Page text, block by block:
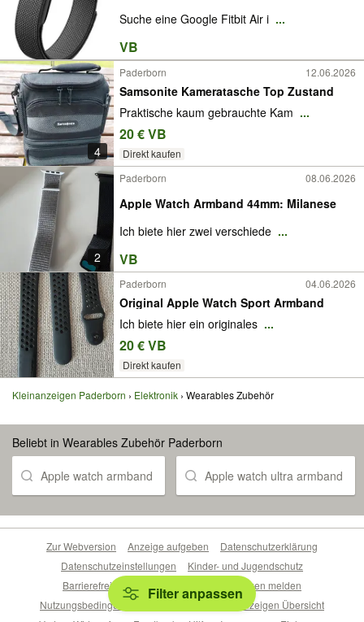
Suche eine Google Fitbit Air i ...
VB
4
Paderborn 12.06.2026
Samsonite Kameratasche Top Zustand
Praktische kaum gebrauchte Kam ...
20 € VB
Direkt kaufen
2
Paderborn 08.06.2026
Apple Watch Armband 44mm: Milanese
Ich biete hier zwei verschiede ...
VB
Paderborn 04.06.2026
Original Apple Watch Sport Armband
Ich biete hier ein originales ...
20 € VB
Direkt kaufen
Kleinanzeigen Paderborn Elektronik Wearables Zubehör
Beliebt in Wearables Zubehör Paderborn
Apple watch armband Apple watch ultra armband
Filter anpassen
Zur Webversion Anzeige aufgeben
Datenschutzerklärung
Datenschutzeinstellungen
Kinder- und Jugendschutz
Barrierefreiheitserklärung
Sicherheitslücken melden
Nutzungsbedingungen
Beliebte Suchen
Anzeigen Übersicht